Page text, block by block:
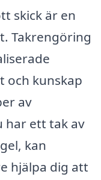
skick är en
Takrengöring
och kunskap
av
har ett tak av
kan
hjälpa dig att